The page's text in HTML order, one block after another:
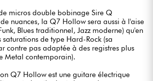
micros double bobinage Sire Q
nuances, la Q7 Hollow sera aussi à l'aise
Blues traditionnel, Jazz moderne) qu'en
saturations de type Hard-Rock (sa
contre pas adaptée à des registres plus
Metal contemporain).
Q7 Hollow est une guitare électrique